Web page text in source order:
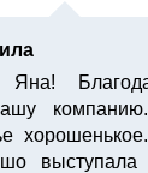
Яна!
выступала